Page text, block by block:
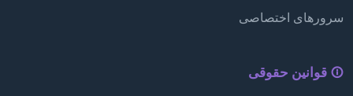
سرورهای اختصاصی
قوانین حقوقی